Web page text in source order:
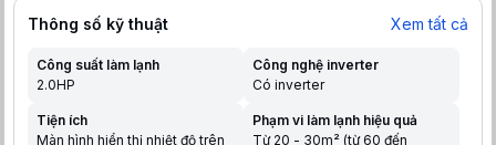
Thông số kỹ thuật Xem tất cả
Công suất làm lạnh
2.0HP
Công nghệ inverter
Có inverter
Tiện ích
Màn hình hiển thị nhiệt độ trên
Phạm vi làm lạnh hiệu quả
Từ 20 - 30m² (từ 60 đến